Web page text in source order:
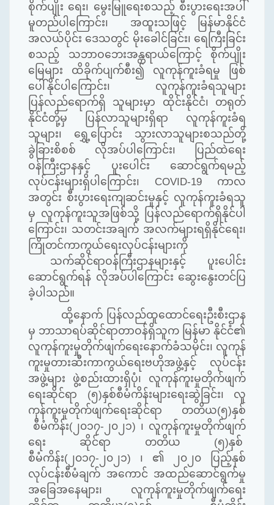
စိုက်ပျိုး ရေး၊ မွေးမြူရေးစသည့် စီးပွားရေးအပါ်
မူတည်ပါကြောင်း၊ အထူးသဖြင့် မြန်မာနိုင်ငံ
အလယ်ပိုင်း ဒေသတွင် မိုးခေါင်ခြင်း၊ ရေကြီးခြင်း
စသည့် သဘာဝဘေးအန္တရာယ်ကြောင့် စိုက်ပျိုး
မြေများ ထိခိုက်ပျက်စီး၍ လူကုန်ကူးခံရမှု ဖြစ်
ပေါ်နိုင်ပါကြောင်း၊ လူကုန်ကူးခံရသူများ
ပြန်လည်ရောက်ရှိ သူများမှာ ထိုင်းနိုင်ငံ၊ တရုတ်
နိုင်ငံတို့မှ ပြန်လာသူများရှိရာ လူကုန်ကူးခံရ
သူများ၊ ရွှေ့ပြောင်း သွားလာသူများစသည်တို့
ခွဲခြားစိစစ် လိုအပ်ပါကြောင်း၊ ပြည်ထဲရေး
ဝန်ကြီးဌာနနှင့် ပူးပေါင်း ဆောင်ရွက်ရမည့်
လုပ်ငန်းများရှိပါကြောင်း၊ COVID-19 ကာလ
အတွင်း စီးပွားရေးကျဆင်းမှုနှင့် လူကုန်ကူးခံရသူ
မှ လူကုန်ကူးသူအဖြစ်သို့ ပြန်လည်ရောက်ရှိနိုင်ပါ
ကြောင်း၊ သတင်းအချက် အလက်များရရှိနိုင်ရေး၊
ကြိုတင်ကာကွယ်ရေးလုပ်ငန်းများကို
သက်ဆိုင်ရာဝန်ကြီးဌာနများနှင့် ပူးပေါင်း
ဆောင်ရွက်ရန် လိုအပ်ပါကြောင်း ဆွေးနွေးတင်ပြ
ခဲ့ပါသည်။
ထို့နောက် ပြန်လည်ထူထောင်ရေးဦးစီးဌာန
မှ ဘာသာရပ်ဆိုင်ရာတာဝန်ရှိသူက မြန်မာ နိုင်ငံ၏
လူကုန်ကူးမှုတိုက်ဖျက်ရေးနောက်ခံသမိုင်း၊ လူကုန်
ကူးမှုတားဆီးကာကွယ်ရေးဗဟိုအဖွဲ့နှင့် လုပ်ငန်း
အဖွဲ့များ ဖွဲ့စည်းထားရှိပုံ၊ လူကုန်ကူးမှုတိုက်ဖျက်
ရေးဆိုင်ရာ (၅)နှစ်စီမံကိန်းများရေးဆွဲခြင်း၊ လူ
ကုန်ကူးမှုတိုက်ဖျက်ရေးဆိုင်ရာ တတိယ(၅)နှစ်
စီမံကိန်း(၂၀၁၇-၂၀၂၁) ၊ လူကုန်ကူးမှုတိုက်ဖျက်
ရေး ဆိုင်ရာ တတိယ (၅)နှစ်
စီမံကိန်း(၂၀၁၇-၂၀၂၁) ၊ ၏ ၂၀၂၀ ပြည့်နှစ်
လုပ်ငန်းစီမံချက် အကောင် အထည်ဆောင်ရွက်မှု
အခြေအနေများ၊ လူကုန်ကူးမှုတိုက်ဖျက်ရေး